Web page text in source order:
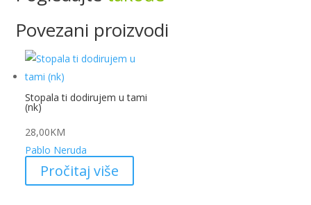
Povezani proizvodi
Stopala ti dodirujem u tami
(nk)
28,00KM
Pablo Neruda
Pročitaj više